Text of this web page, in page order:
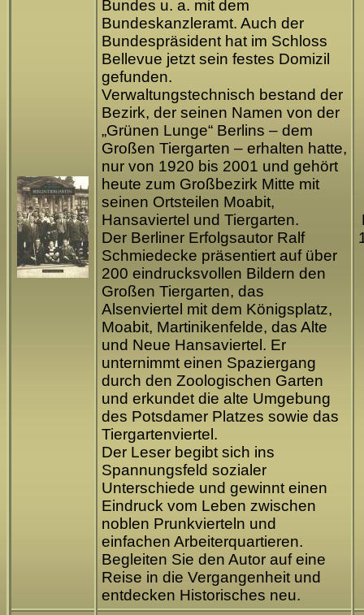
Bundes u. a. mit dem
Bundeskanzleramt. Auch der
Bundespräsident hat im Schloss
Bellevue jetzt sein festes Domizil
gefunden.
Verwaltungstechnisch bestand der
Bezirk, der seinen Namen von der
„Grünen Lunge“ Berlins – dem
Großen Tiergarten – erhalten hatte,
nur von 1920 bis 2001 und gehört
heute zum Großbezirk Mitte mit
seinen Ortsteilen Moabit,
Hansaviertel und Tiergarten.
Der Berliner Erfolgsautor Ralf
Schmiedecke präsentiert auf über
200 eindrucksvollen Bildern den
Großen Tiergarten, das
Alsenviertel mit dem Königsplatz,
Moabit, Martinikenfelde, das Alte
und Neue Hansaviertel. Er
unternimmt einen Spaziergang
durch den Zoologischen Garten
und erkundet die alte Umgebung
des Potsdamer Platzes sowie das
Tiergartenviertel.
Der Leser begibt sich ins
Spannungsfeld sozialer
Unterschiede und gewinnt einen
Eindruck vom Leben zwischen
noblen Prunkvierteln und
einfachen Arbeiterquartieren.
Begleiten Sie den Autor auf eine
Reise in die Vergangenheit und
entdecken Historisches neu.